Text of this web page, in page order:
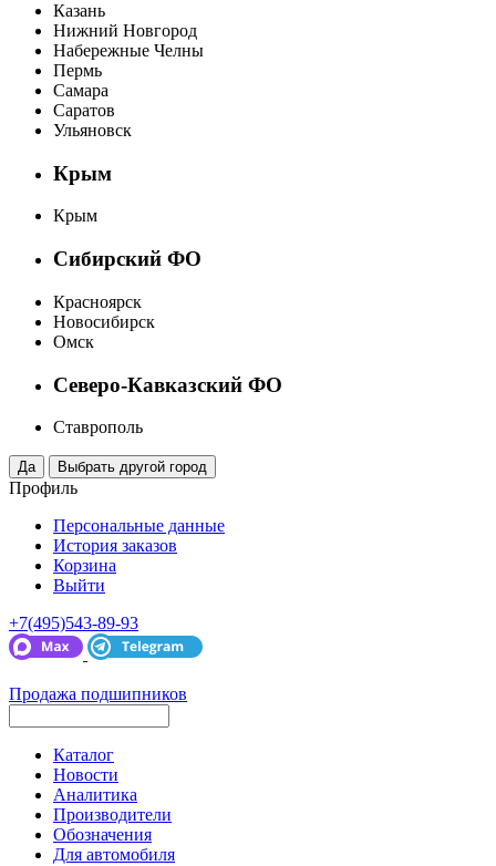
Казань
Нижний Новгород
Набережные Челны
Пермь
Самара
Саратов
Ульяновск
Крым
Крым
Сибирский ФО
Красноярск
Новосибирск
Омск
Северо-Кавказский ФО
Ставрополь
Профиль
Персональные данные
История заказов
Корзина
Выйти
+7(495)543-89-93
Продажа подшипников
Каталог
Новости
Аналитика
Производители
Обозначения
Для автомобиля